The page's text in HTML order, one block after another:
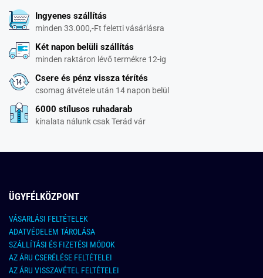
Ingyenes szállítás
minden 33.000,-Ft feletti vásárlásra
Két napon belüli szállítás
minden raktáron lévő termékre 12-ig
Csere és pénz vissza térítés
csomag átvétele után 14 napon belül
6000 stílusos ruhadarab
kínalata nálunk csak Terád vár
ÜGYFÉLKÖZPONT
VÁSARLÁSI FELTÉTELEK
ADATVÉDELEM TÁROLÁSA
SZÁLLÍTÁSI ÉS FIZETÉSI MÓDOK
AZ ÁRU CSERÉLÉSE FELTÉTELEI
AZ ÁRU VISSZAVÉTEL FELTÉTELEI